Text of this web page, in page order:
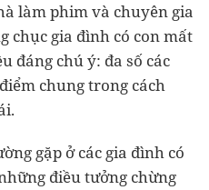
làm phim và chuyên gia
chục gia đình có con mất
đáng chú ý: đa số các
chung trong cách
gặp ở các gia đình có
điều tưởng chừng